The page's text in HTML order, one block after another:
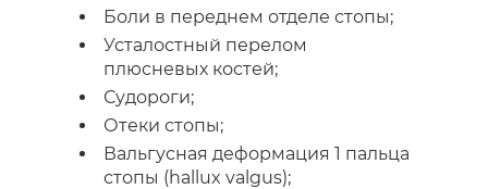
Боли в переднем отделе стопы;
Усталостный перелом
плюсневых костей;
Судороги;
Отеки стопы;
Вальгусная деформация 1 пальца
стопы (hallux valgus);